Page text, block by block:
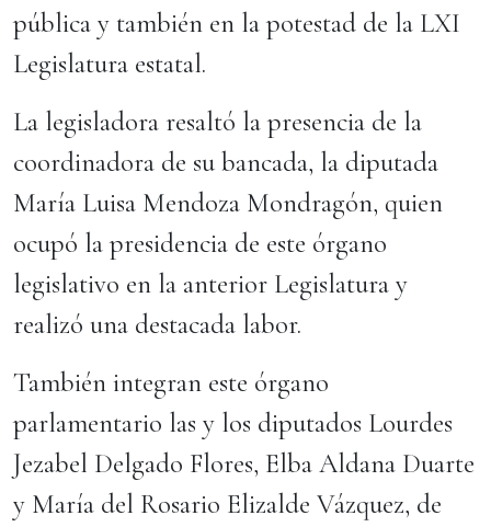
pública y también en la potestad de la LXI
Legislatura estatal.
La legisladora resaltó la presencia de la
coordinadora de su bancada, la diputada
María Luisa Mendoza Mondragón, quien
ocupó la presidencia de este órgano
legislativo en la anterior Legislatura y
realizó una destacada labor.
También integran este órgano
parlamentario las y los diputados Lourdes
Jezabel Delgado Flores, Elba Aldana Duarte
y María del Rosario Elizalde Vázquez, de